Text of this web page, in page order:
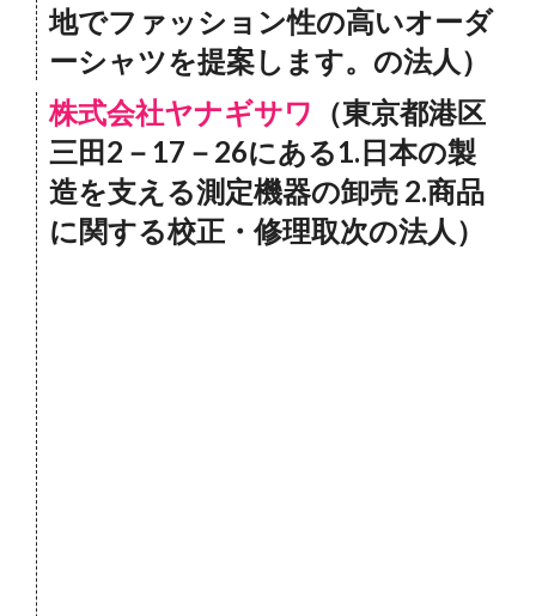
地でファッション性の高いオーダ
ーシャツを提案します。の法人）
株式会社ヤナギサワ
（東京都港区
三田2－17－26にある1.日本の製
造を支える測定機器の卸売 2.商品
に関する校正・修理取次の法人）